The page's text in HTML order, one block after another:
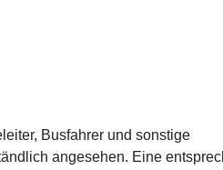
Busfahrer und sonstige
angesehen. Eine